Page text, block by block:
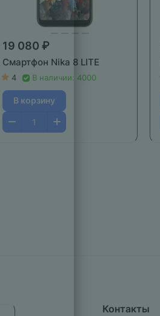
19 080 ₽
Смартфон Nika 8 LITE
4 В наличии: 4000
В корзину
Контакты